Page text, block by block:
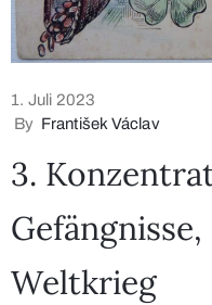
1. Juli 2023
By František Václav
3.
Weltkrieg